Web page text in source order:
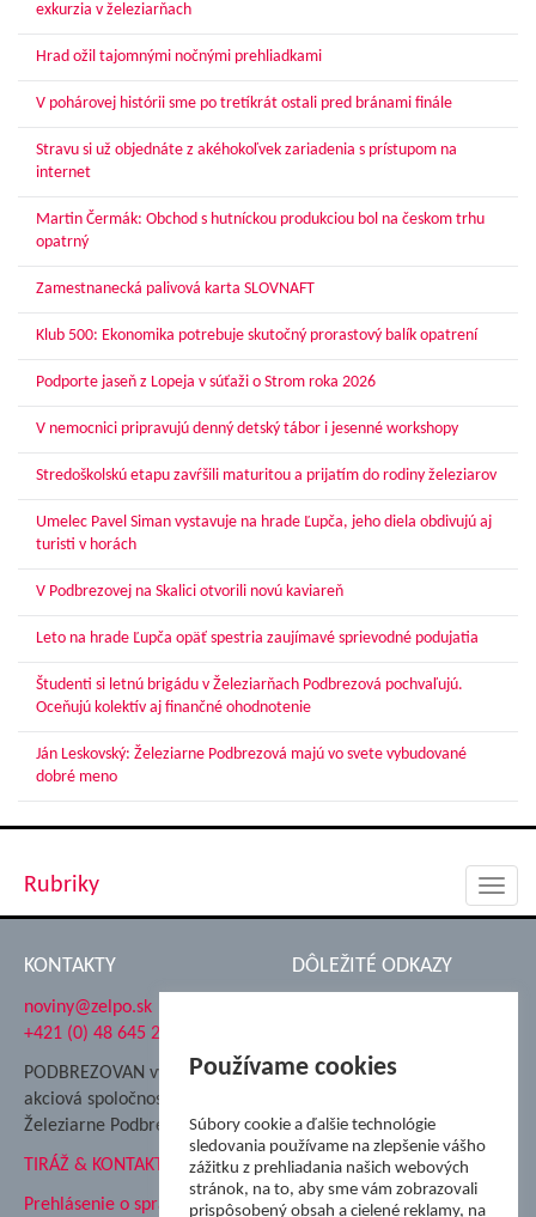
exkurzia v železiarňach
Hrad ožil tajomnými nočnými prehliadkami
V pohárovej histórii sme po tretíkrát ostali pred bránami finále
Stravu si už objednáte z akéhokoľvek zariadenia s prístupom na
internet
Martin Čermák: Obchod s hutníckou produkciou bol na českom trhu
opatrný
Zamestnanecká palivová karta SLOVNAFT
Klub 500: Ekonomika potrebuje skutočný prorastový balík opatrení
Podporte jaseň z Lopeja v súťaži o Strom roka 2026
V nemocnici pripravujú denný detský tábor i jesenné workshopy
Stredoškolskú etapu zavŕšili maturitou a prijatím do rodiny železiarov
Umelec Pavel Siman vystavuje na hrade Ľupča, jeho diela obdivujú aj
turisti v horách
V Podbrezovej na Skalici otvorili novú kaviareň
Leto na hrade Ľupča opäť spestria zaujímavé sprievodné podujatia
Študenti si letnú brigádu v Železiarňach Podbrezová pochvaľujú.
Oceňujú kolektív aj finančné ohodnotenie
Ján Leskovský: Železiarne Podbrezová majú vo svete vybudované
dobré meno
Rubriky
KONTAKTY
noviny@zelpo.sk
+421 (0) 48 645 2711
PODBREZOVAN vydáva
akciová spoločnosť
Železiarne Podbrezová
TIRÁŽ & KONTAKT
Prehlásenie o spracovaní
DÔLEŽITÉ ODKAZY
Nadácia Železiarne
ŽP Informatika s.r.o.
ŠK Železiarne Podbrezová
Tále a.s.
Používame cookies
Súbory cookie a ďalšie technológie
sledovania používame na zlepšenie vášho
zážitku z prehliadania našich webových
stránok, na to, aby sme vám zobrazovali
prispôsobený obsah a cielené reklamy, na